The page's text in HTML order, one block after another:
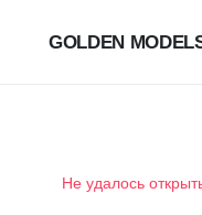
GOLDEN
Не удалось